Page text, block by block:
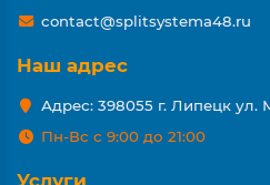
contact@splitsystema48.ru
Наш адрес
Адрес: 398055 г. Липецк ул.
Пн-Вс с 9:00 до 21:00
Услуги